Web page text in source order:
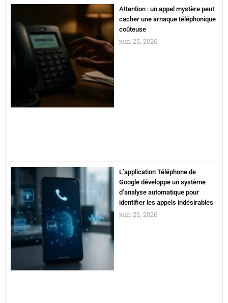
Attention : un appel mystère peut
cacher une arnaque téléphonique
coûteuse
juin 25, 2026
L’application Téléphone de
Google développe un système
d’analyse automatique pour
identifier les appels indésirables
juin 25, 2026